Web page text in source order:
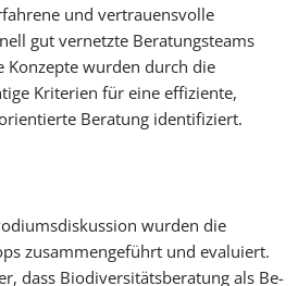
und vertrauensvolle
gut vernetzte Beratungsteams
Konzepte wurden durch die
Kriterien für eine effiziente,
Beratung identifiziert.
wurden die
zusam­men­geführt und evaluiert.
dass Biodiversitätsberatung als Be­